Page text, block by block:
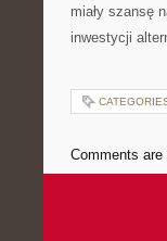
miały szansę
inwestycji
Comments are